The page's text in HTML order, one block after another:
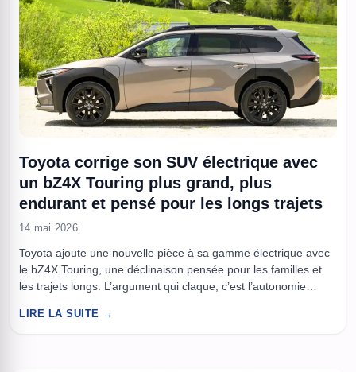
Toyota corrige son SUV électrique avec
un bZ4X Touring plus grand, plus
endurant et pensé pour les longs trajets
14 mai 2026
Toyota ajoute une nouvelle pièce à sa gamme électrique avec
le bZ4X Touring, une déclinaison pensée pour les familles et
les trajets longs. L’argument qui claque, c’est l’autonomie
traction, un chiffre qui vise clairement ceux qui hésitent encore
LIRE LA SUITE →